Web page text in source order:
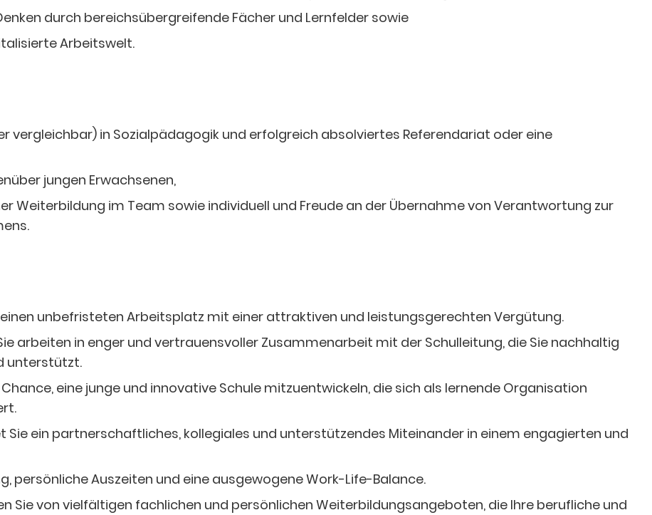
durch bereichsübergreifende Fächer und Lernfelder sowie
Arbeitswelt.
vergleichbar) in Sozialpädagogik und erfolgreich absolviertes Referendariat oder eine
jungen Erwachsenen,
Weiterbildung im Team sowie individuell und Freude an der Übernahme von Verantwortung zur
einen unbefristeten Arbeitsplatz mit einer attraktiven und leistungsgerechten Vergütung.
arbeiten in enger und vertrauensvoller Zusammenarbeit mit der Schulleitung, die Sie nachhaltig
unterstützt.
Chance, eine junge und innovative Schule mitzuentwickeln, die sich als lernende Organisation
Sie ein partnerschaftliches, kollegiales und unterstützendes Miteinander in einem engagierten und
persönliche Auszeiten und eine ausgewogene Work-Life-Balance.
Sie von vielfältigen fachlichen und persönlichen Weiterbildungsangeboten, die Ihre berufliche und